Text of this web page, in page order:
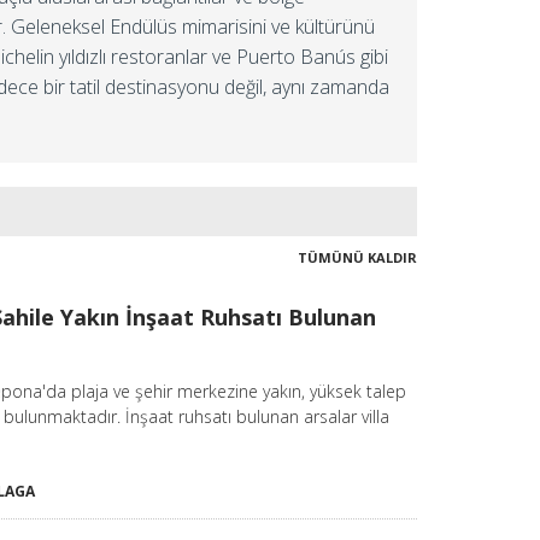
Geleneksel Endülüs mimarisini ve kültürünü
yıldızlı restoranlar ve Puerto Banús gibi
bir tatil destinasyonu değil, aynı zamanda
hem yaşam tarzı odaklı alıcılar hem de
büyüklük ve konumdaki seçenekleriyle
sunar.
Avrupa’nın en hareketli gayrimenkul ve
altyapı ve küresel cazibenin nadir bir
kendine çekmektedir.
gibi büyük şehirlere uzanan hızlı tren
TÜMÜNÜ KALDIR
Yakın İnşaat Ruhsatı Bulunan
plaja ve şehir merkezine yakın, yüksek talep
İnşaat ruhsatı bulunan arsalar villa